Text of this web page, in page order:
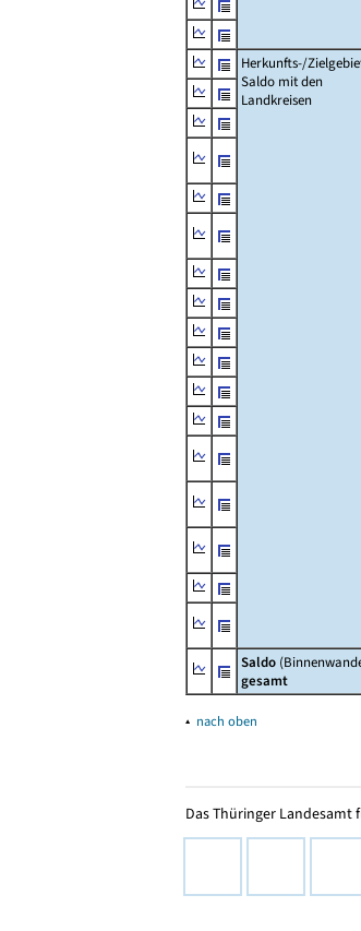
Herkunfts-/
Saldo mit den
Landkreisen
Saldo
gesamt
▴ nach oben
Das Thüringer Landesamt